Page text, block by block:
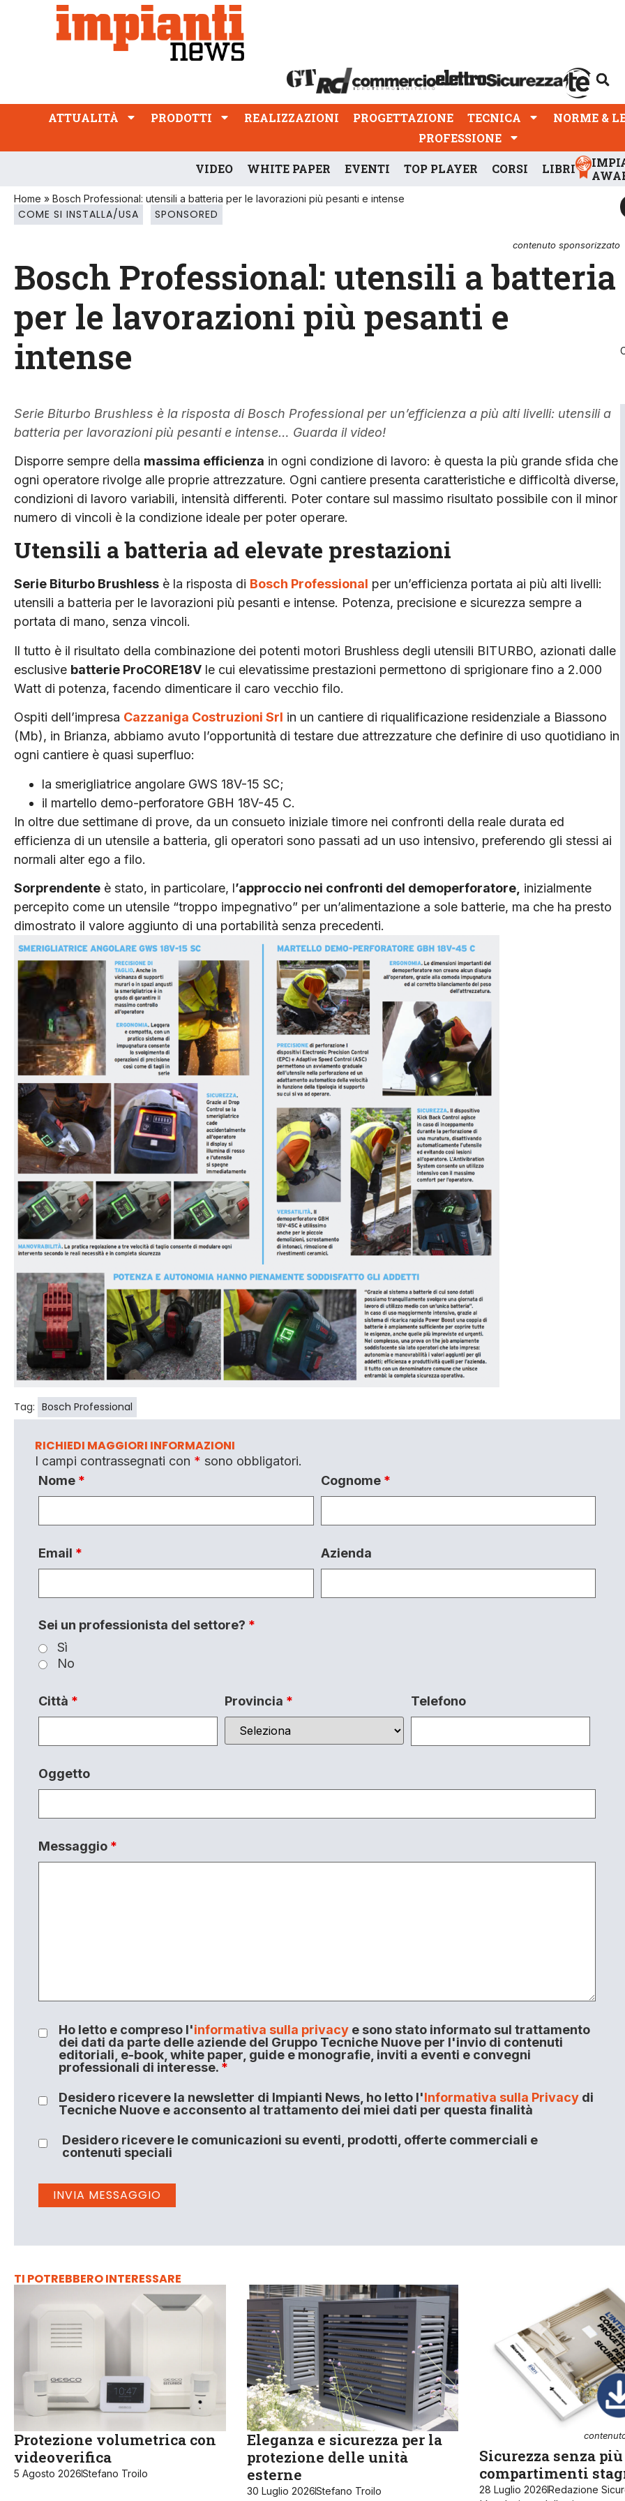
ATTUALITÀ PRODOTTI REALIZZAZIONI
PROFESSIONE
ATTUALITÀ PRODOTTI REALIZZAZIONI PROGETTAZIONE TECNICA NORME &
PROFESSIONE
VIDEO WHITE PAPER EVENTI TOP PLAYER CORSI LIBRI
Home » Bosch Professional: utensili a batteria per le lavorazioni più pesanti e intense
COME SI INSTALLA/USA SPONSORED
contenuto sponsorizzato
Bosch Professional: utensili a batteria
per le lavorazioni più pesanti e
intense
Serie Biturbo Brushless è la risposta di Bosch Professional per un’efficienza a più alti livelli: utensili a
batteria per lavorazioni più pesanti e intense… Guarda il video!
Disporre sempre della massima efficienza in ogni condizione di lavoro: è questa la più grande sfida che
ogni operatore rivolge alle proprie attrezzature. Ogni cantiere presenta caratteristiche e difficoltà diverse,
condizioni di lavoro variabili, intensità differenti. Poter contare sul massimo risultato possibile con il minor
numero di vincoli è la condizione ideale per poter operare.
Utensili a batteria ad elevate prestazioni
Serie Biturbo Brushless è la risposta di Bosch Professional per un’efficienza portata ai più alti livelli:
utensili a batteria per le lavorazioni più pesanti e intense. Potenza, precisione e sicurezza sempre a
portata di mano, senza vincoli.
Il tutto è il risultato della combinazione dei potenti motori Brushless degli utensili BITURBO, azionati dalle
esclusive batterie ProCORE18V le cui elevatissime prestazioni permettono di sprigionare fino a 2.000
Watt di potenza, facendo dimenticare il caro vecchio filo.
Ospiti dell’impresa Cazzaniga Costruzioni Srl in un cantiere di riqualificazione residenziale a Biassono
(Mb), in Brianza, abbiamo avuto l’opportunità di testare due attrezzature che definire di uso quotidiano in
ogni cantiere è quasi superfluo:
la smerigliatrice angolare GWS 18V-15 SC;
il martello demo-perforatore GBH 18V-45 C.
In oltre due settimane di prove, da un consueto iniziale timore nei confronti della reale durata ed
efficienza di un utensile a batteria, gli operatori sono passati ad un uso intensivo, preferendo gli stessi ai
normali alter ego a filo.
Sorprendente è stato, in particolare, l’approccio nei confronti del demoperforatore, inizialmente
percepito come un utensile “troppo impegnativo” per un’alimentazione a sole batterie, ma che ha presto
dimostrato il valore aggiunto di una portabilità senza precedenti.
Tag: Bosch Professional
RICHIEDI MAGGIORI INFORMAZIONI
I campi contrassegnati con * sono obbligatori.
Nome * Cognome *
Email * Azienda
Sei un professionista del settore? *
Sì
No
Città * Provincia * Telefono
Oggetto
Messaggio *
Ho letto e compreso l'informativa sulla privacye sono stato informato sul trattamento
dei dati da parte delle aziende del Gruppo Tecniche Nuove per l'invio di contenuti
editoriali, e-book, white paper, guide e monografie, inviti a eventi e convegni
professionali di interesse. *
Desidero ricevere la newsletter di Impianti News, ho letto l'Informativa sulla Privacydi
Tecniche Nuove e acconsento al trattamento dei miei dati per questa finalità
Desidero ricevere le comunicazioni su eventi, prodotti, offerte commerciali e
contenuti speciali
TI POTREBBERO INTERESSARE
Protezione volumetrica con
videoverifica
5 Agosto 2026Stefano Troilo
Eleganza e sicurezza per la
protezione delle unità
esterne
30 Luglio 2026Stefano Troilo
Sicurezza senza più
compartimenti
28 Luglio 2026Redazione